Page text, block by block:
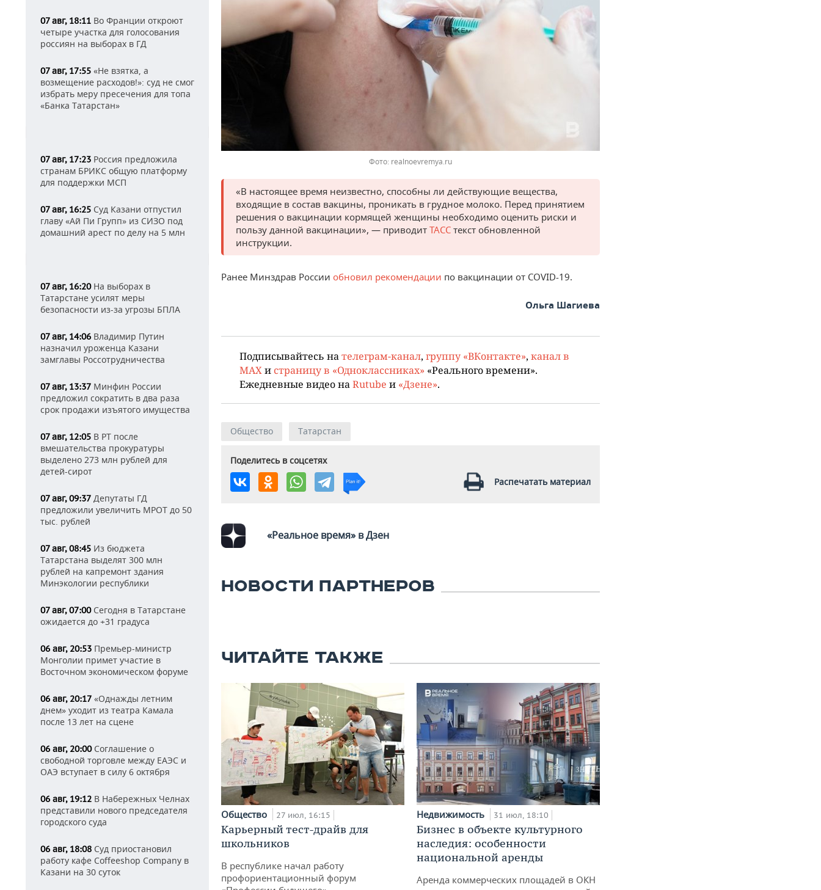
07 авг, 18:11 Во Франции откроют
четыре участка для голосования
россиян на выборах в ГД
07 авг, 17:55 «Не взятка, а
возмещение расходов!»: суд не смог
избрать меру пресечения для топа
«Банка Татарстан»
07 авг, 17:23 Россия предложила
странам БРИКС общую платформу
для поддержки МСП
07 авг, 16:25 Суд Казани отпустил
главу «Ай Пи Групп» из СИЗО под
домашний арест по делу на 5 млн
07 авг, 16:20На выборах в
Татарстане усилят меры
безопасности из-за угрозы БПЛА
07 авг, 14:06 Владимир Путин
назначил уроженца Казани
замглавы Россотрудничества
07 авг, 13:37 Минфин России
предложил сократить в два раза
срок продажи изъятого имущества
07 авг, 12:05 В РТ после
вмешательства прокуратуры
выделено 273 млн рублей для
детей-сирот
07 авг, 09:37 Депутаты ГД
предложили увеличить МРОТ до 50
тыс. рублей
07 авг, 08:45 Из бюджета
Татарстана выделят 300 млн
рублей на капремонт здания
Минэкологии республики
07 авг, 07:00Сегодня в Татарстане
ожидается до +31 градуса
06 авг, 20:53 Премьер-министр
Монголии примет участие в
Восточном экономическом форуме
06 авг, 20:17 «Однажды летним
днем» уходит из театра Камала
после 13 лет на сцене
06 авг, 20:00Соглашение о
свободной торговле между ЕАЭС и
ОАЭ вступает в силу 6 октября
06 авг, 19:12 В Набережных Челнах
представили нового председателя
городского суда
06 авг, 18:08 Суд приостановил
работу кафе Coffeeshop Company в
Казани на 30 суток
Фото: realnoevremya.ru
«В настоящее время неизвестно, способны ли действующие вещества,
входящие в состав вакцины, проникать в грудное молоко. Перед принятием
решения о вакцинации кормящей женщины необходимо оценить риски и
пользу данной вакцинации», — приводит ТАСС текст обновленной
инструкции.
Ранее Минздрав России обновил рекомендации по вакцинации от COVID-19.
Ольга Шагиева
Подписывайтесь нателеграм-канал, группу «ВКонтакте», канал в
MAXи страницу в «Одноклассниках» «Реального времени».
Ежедневные видео наRutube и «Дзене».
Общество Татарстан
Поделитесь в соцсетях
Распечатать материал
«Реальное время» в Дзен
НОВОСТИ ПАРТНЕРОВ
ЧИТАЙТЕ ТАКЖЕ
Общество 27 июл, 16:15
Карьерный тест-драйв для
школьников
В республике начал работу
профориентационный форум
Недвижимость 31 июл, 18:10
Бизнес в объекте культурного
наследия: особенности
национальной аренды
Аренда коммерческих площадей в ОКН